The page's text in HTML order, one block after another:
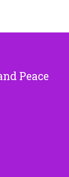
Peace